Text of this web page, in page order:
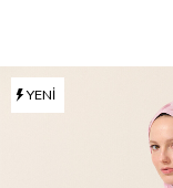
YENI